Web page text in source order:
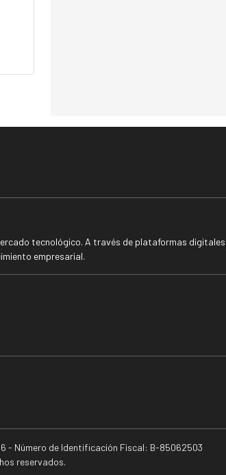
tecnológico. A través de plataformas
empresarial.
- Número de Identificación Fiscal: B-85062503
reservados.